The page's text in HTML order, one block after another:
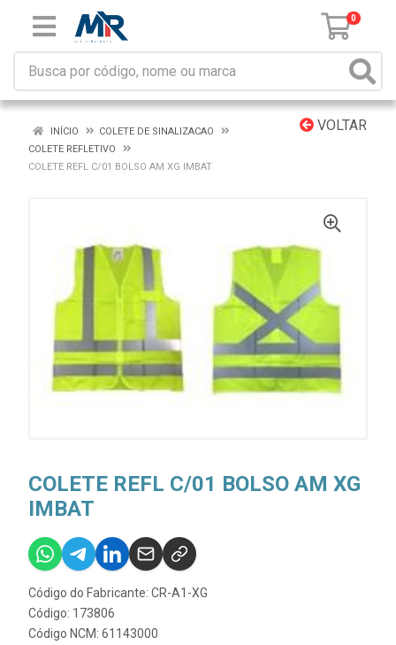
0
VOLTAR
INÍCIO
COLETE DE SINALIZACAO
COLETE REFLETIVO
COLETE REFL C/01 BOLSO AM XG IMBAT
COLETE REFL C/01 BOLSO AM XG
IMBAT
Código do Fabricante: CR-A1-XG
Código: 173806
Código NCM: 61143000